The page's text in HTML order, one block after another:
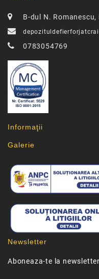
B-dul N.
0783054769
Informaţii
Galerie
Newsletter
Aboneaza-te la